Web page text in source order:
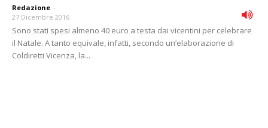
Redazione -
27 Dicembre 2016
Sono stati spesi almeno 40 euro a testa dai vicentini per celebrare
il Natale. A tanto equivale, infatti, secondo un’elaborazione di
Coldiretti Vicenza, la...